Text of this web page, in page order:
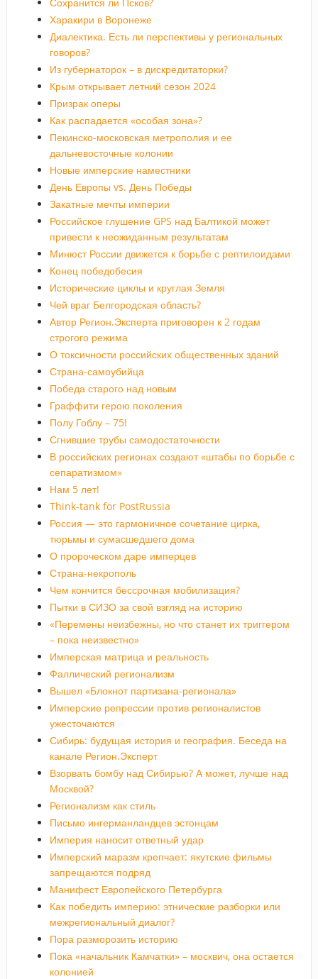
Харакири в Воронеже
Диалектика. Есть ли перспективы у региональных
говоров?
Из губернаторок – в дискредитаторки?
Крым открывает летний сезон 2024
Призрак оперы
Как распадается «особая зона»?
Пекинско-московская метрополия и ее
дальневосточные колонии
Новые имперские наместники
День Европы vs. День Победы
Закатные мечты империи
Российское глушение GPS над Балтикой может
привести к неожиданным результатам
Минюст России движется к борьбе с рептилоидами
Конец победобесия
Исторические циклы и круглая Земля
Чей враг Белгородская область?
Автор Регион.Эксперта приговорен к 2 годам
строгого режима
О токсичности российских общественных зданий
Страна-самоубийца
Победа старого над новым
Граффити герою поколения
Полу Гоблу – 75!
Сгнившие трубы самодостаточности
В российских регионах создают «штабы по борьбе с
сепаратизмом»
Нам 5 лет!
Think-tank for PostRussia
Россия — это гармоничное сочетание цирка,
тюрьмы и сумасшедшего дома
О пророческом даре имперцев
Страна-некрополь
Чем кончится бессрочная мобилизация?
Пытки в СИЗО за свой взгляд на историю
«Перемены неизбежны, но что станет их триггером
– пока неизвестно»
Имперская матрица и реальность
Фаллический регионализм
Вышел «Блокнот партизана-регионала»
Имперские репрессии против регионалистов
ужесточаются
Сибирь: будущая история и география. Беседа на
канале Регион.Эксперт
Взорвать бомбу над Сибирью? А может, лучше над
Москвой?
Регионализм как стиль
Письмо ингерманландцев эстонцам
Империя наносит ответный удар
Имперский маразм крепчает: якутские фильмы
запрещаются подряд
Манифест Европейского Петербурга
Как победить империю: этнические разборки или
межрегиональный диалог?
Пора разморозить историю
Пока «начальник Камчатки» – москвич, она остается
колонией